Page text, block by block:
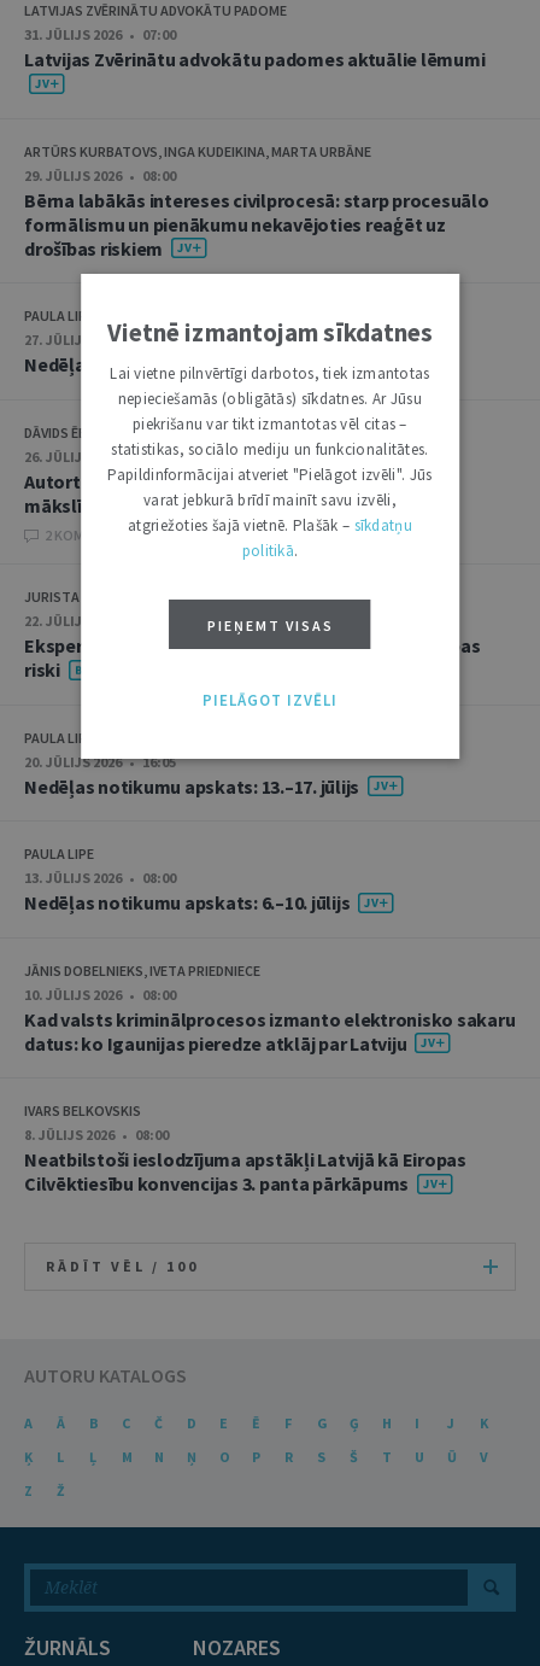
LATVIJAS ZVĒRINĀTU ADVOKĀTU PADOME
31. JŪLIJS 2026 • 07:00
Latvijas Zvērinātu advokātu padomes aktuālie lēmumi
ARTŪRS KURBATOVS, INGA KUDEIKINA, MARTA URBĀNE
29. JŪLIJS 2026 • 08:00
Bērna labākās intereses civilprocesā: starp procesuālo
formālismu un pienākumu nekavējoties reaģēt uz
drošības riskiem
PAULA LIPE
27. JŪLIJS 2026 • 08:00
Nedēļas notikumu apskats: 20.–24. jūlijs
DĀVIDS ĒBERLIŅŠ
26. JŪLIJS 2026 • 08:00
Autortiesību subjekta un objekta juridiskie aspekti
mākslīgā intelekta kontekstā
2 KOMENTĀRI
JURISTA VĀRDS
22. JŪLIJS 2026 • 14:00
Ekspertu saruna jūlijā: krimināltiesības un būvniecības
riski
PAULA LIPE
20. JŪLIJS 2026 • 16:05
Nedēļas notikumu apskats: 13.–17. jūlijs
PAULA LIPE
13. JŪLIJS 2026 • 08:00
Nedēļas notikumu apskats: 6.–10. jūlijs
JĀNIS DOBELNIEKS, IVETA PRIEDNIECE
10. JŪLIJS 2026 • 08:00
Kad valsts kriminālprocesos izmanto elektronisko sakaru
datus: ko Igaunijas pieredze atklāj par Latviju
IVARS BELKOVSKIS
8. JŪLIJS 2026 • 08:00
Neatbilstoši ieslodzījuma apstākļi Latvijā kā Eiropas
Cilvēktiesību konvencijas 3. panta pārkāpums
RĀDĪT VĒL / 100
AUTORU KATALOGS
A Ā B C Č D E Ē F G Ģ H I J
K
Ķ
L Ļ M N Ņ O P R S Š T U Ū
V
Z
Ž
ŽURNĀLS NOZARES
Vietnē izmantojam sīkdatnes
Lai vietne pilnvērtīgi darbotos, tiek izmantotas
nepieciešamās (obligātās) sīkdatnes. Ar Jūsu
piekrišanu var tikt izmantotas vēl citas –
statistikas, sociālo mediju un funkcionalitātes.
Papildinformācijai atveriet "Pielāgot izvēli". Jūs
varat jebkurā brīdī mainīt savu izvēli,
atgriežoties šajā vietnē. Plašāk – sīkdatņu
politikā.
PIEŅEMT VISAS
PIELĀGOT IZVĒLI